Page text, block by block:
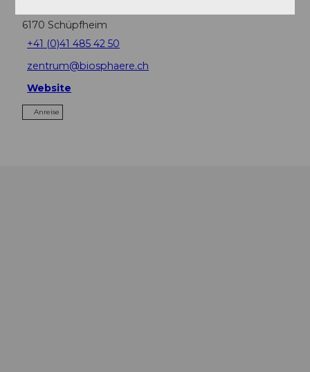
6170 Schüpfheim
+41 (0)41 485 42 50
zentrum@biosphaere.ch
Website
Anreise